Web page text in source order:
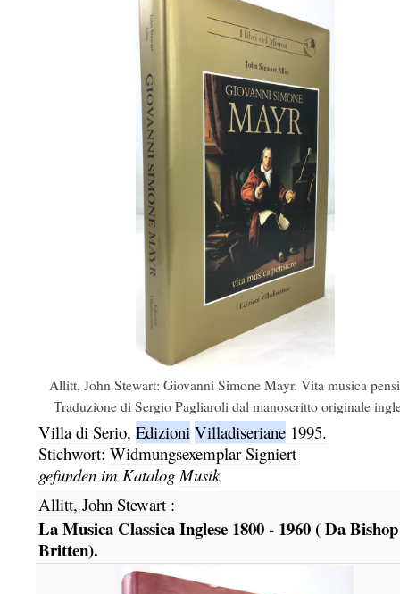
Allitt, John Stewart: Giovanni Simone Mayr. Vita musica
Traduzione di Sergio Pagliaroli dal manoscritto originale
Villa di Serio, Edizioni Villadiseriane 1995.
Stichwort: Widmungsexemplar Signiert
gefunden im Katalog Musik
Allitt, John Stewart:
La Musica Classica Inglese 1800 - 1960 ( Da
Britten).